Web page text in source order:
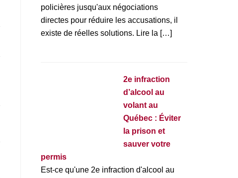
policières jusqu'aux négociations
directes pour réduire les accusations, il
existe de réelles solutions. Lire la […]
2e infraction
d’alcool au
volant au
Québec : Éviter
la prison et
sauver votre
permis
Est-ce qu'une 2e infraction d'alcool au